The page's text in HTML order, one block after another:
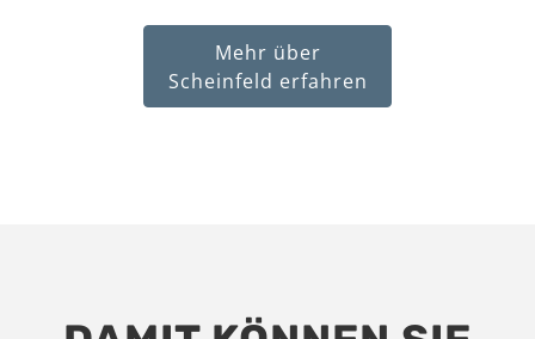
Mehr über
Scheinfeld erfahren